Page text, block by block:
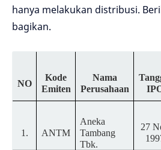
hanya melakukan distribusi.
bagikan.
NO
Kode
Emiten
Nama
Perusahaan
1. ANTM
Aneka
Tambang
Tbk.
27